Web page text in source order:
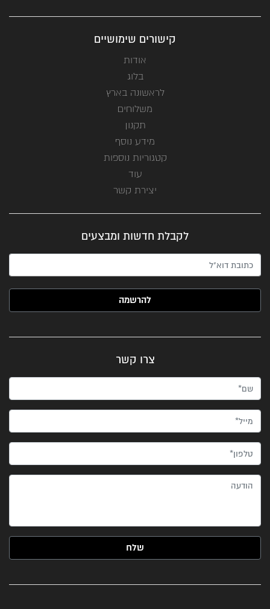
קישורים שימושיים
אודות
בלוג
לראשונה בארץ
משלוחים
תקנון
מידע נוסף
קטגוריות נוספות
עוד
יצירת קשר
לקבלת חדשות ומבצעים
האימייל שלך (חובה)
צרו קשר